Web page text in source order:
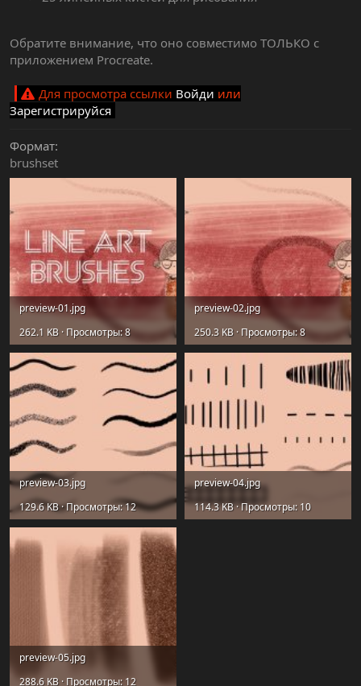
Обратите внимание, что оно совместимо ТОЛЬКО с
приложением Procreate.
Для просмотра ссылки Войди или
Зарегистрируйся
Формат
brushset
preview-01.jpg
262.1 KB · Просмотры: 8
preview-02.jpg
250.3 KB · Просмотры: 8
preview-03.jpg
129.6 KB · Просмотры: 12
preview-04.jpg
114.3 KB · Просмотры: 10
preview-05.jpg
288.6 KB · Просмотры: 12